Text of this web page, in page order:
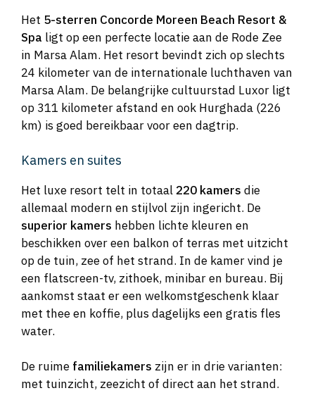
Het 5-sterren Concorde Moreen Beach Resort &
Spa ligt op een perfecte locatie aan de Rode Zee
in Marsa Alam. Het resort bevindt zich op slechts
24 kilometer van de internationale luchthaven van
Marsa Alam. De belangrijke cultuurstad Luxor ligt
op 311 kilometer afstand en ook Hurghada (226
km) is goed bereikbaar voor een dagtrip.
Kamers en suites
Het luxe resort telt in totaal 220 kamers die
allemaal modern en stijlvol zijn ingericht. De
superior kamers hebben lichte kleuren en
beschikken over een balkon of terras met uitzicht
op de tuin, zee of het strand. In de kamer vind je
een flatscreen-tv, zithoek, minibar en bureau. Bij
aankomst staat er een welkomstgeschenk klaar
met thee en koffie, plus dagelijks een gratis fles
water.
De ruime familiekamers zijn er in drie varianten:
met tuinzicht, zeezicht of direct aan het strand.